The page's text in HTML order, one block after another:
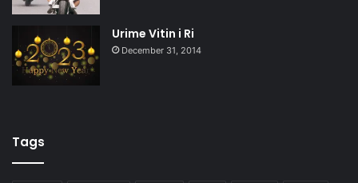
Urime Vitin i Ri
December 31, 2014
Tags